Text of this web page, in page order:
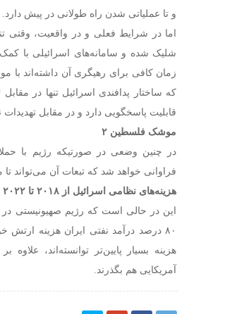
و تا عملیاتی شدن راه طولانی در پیش دارد.
شلیک شده و سامانه‌های اسرائیلی با
زمان کافی برای رهیگری آن داشته‌اند با
که ساختار پدافندی اسرائیل تنها در
قابلیت پاسخگویی دارد و در مقابل
موشک فلسطین ۲
در چنین وضعی در صورتیکه رژیم با
فراوانی خواهد شد که تبعات آن می‌تواند تا
هزینه‌های نظامی اسرائیل از ۲۰۱۸ تا ۲۰۲۲ یکسال قبل از طوفان الاقصی
۸۰ درصد درآمد نفتی ایران هزینه
هزینه بسیار پایین‌تر توانسته‌اند،
آمریکایی‌ هم بگذرند.